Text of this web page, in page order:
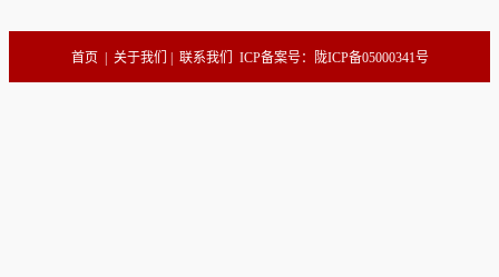
首页| 关于我们 | 联系我们 ICP备案号：陇ICP备05000341号